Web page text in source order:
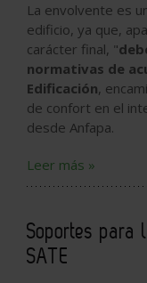
La envolvente es
edificio, ya que,
carácter final, "
normativas de
Edificación,
de confort en el
desde Anfapa.
Leer más »
Soportes para
SATE